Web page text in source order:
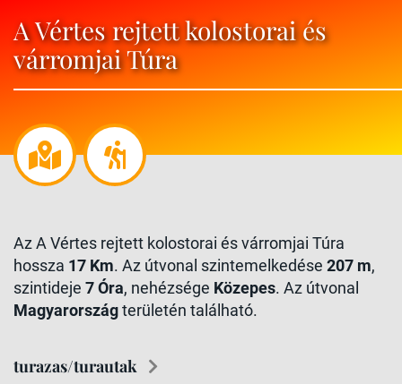
A Vértes rejtett kolostorai és
várromjai Túra
Az A Vértes rejtett kolostorai és várromjai Túra
hossza 17 Km. Az útvonal szintemelkedése 207 m,
szintideje 7 Óra, nehézsége Közepes. Az útvonal
Magyarországterületén található.
turazas/turautak